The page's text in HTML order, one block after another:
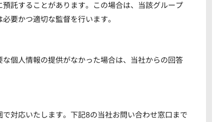
託することがあります。この場合は、当該グループ
要かつ適切な監督を行います。
個人情報の提供がなかった場合は、当社からの回答
対応いたします。下記8の当社お問い合わせ窓口まで